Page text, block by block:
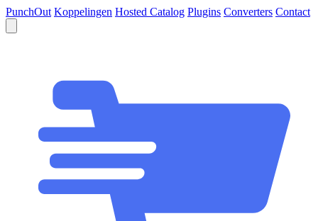
PunchOut Koppelingen Hosted Catalog Plugins Converters Contact